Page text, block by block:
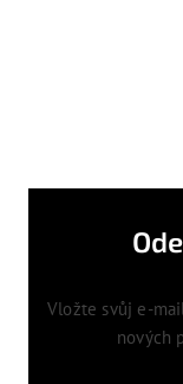
Vložte svůj e-
nových